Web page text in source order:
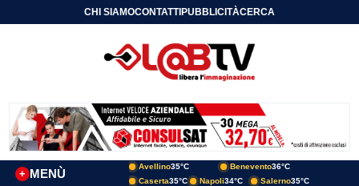
CHI SIAMOCONTATTIPUBBLICITÀCERCA
MENÙ
+
Avellino35°C Benevento36°C
Caserta35°C Napoli34°C Salerno35°C